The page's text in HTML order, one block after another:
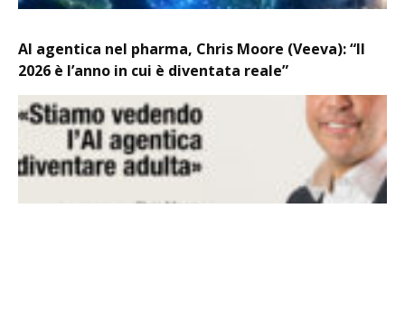
AI agentica nel pharma, Chris Moore (Veeva): “Il
2026 è l’anno in cui è diventata reale”